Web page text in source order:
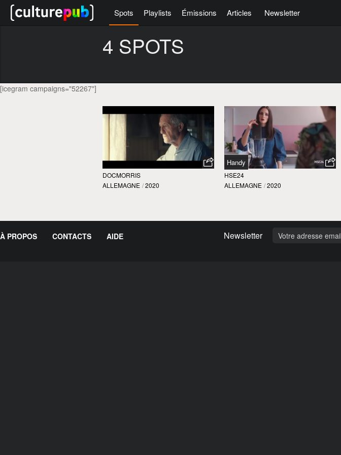
Spots Playlists Émissions Articles Newsletter
4 SPOTS
[icegram campaigns="52267"]
DOCMORRIS
ALLEMAGNE / 2020
Handy
HSE24
ALLEMAGNE / 2020
À PROPOS CONTACTS AIDE Newsletter